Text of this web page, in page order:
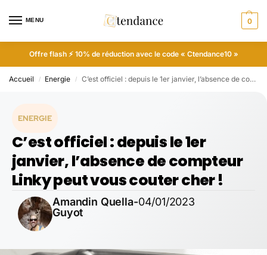
MENU 0
Offre flash ⚡ 10% de réduction avec le code « Ctendance10 »
Accueil / Energie / C’est officiel : depuis le 1er janvier, l’absence de compteur Linky peut vous couter cher !
ENERGIE
C’est officiel : depuis le 1er
janvier, l’absence de compteur
Linky peut vous couter cher !
Amandin Quella-
Guyot
04/01/2023